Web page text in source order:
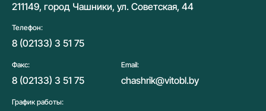
211149, город Чашники, ул. Советская, 44
Телефон:
8 (02133) 3 51 75
Факс:
8 (02133) 3 51 75
Email:
chashrik@vitobl.by
График работы: